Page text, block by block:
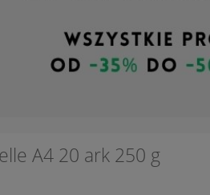
A4 20 ark 250 g